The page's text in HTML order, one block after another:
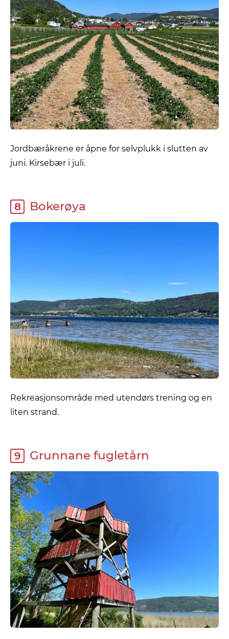
Jordbæråkrene er åpne for selvplukk i slutten av
juni. Kirsebær i juli.
8 Bokerøya
Rekreasjonsområde med utendørs trening og en
liten strand.
9 Grunnane fugletårn